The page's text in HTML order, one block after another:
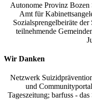
Autonome Provinz Bozen
Amt für
Sozialsprengelbeiräte
teilnehmende
Wir Danken
Netzwerk
und
Tageszeitung; barfuss -